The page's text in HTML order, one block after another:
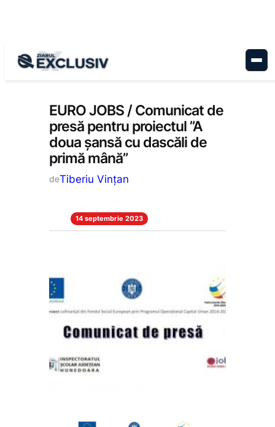
Anunțuri, Stiri la zi
EURO JOBS / Comunicat de
presă pentru proiectul ”A
doua șansă cu dascăli de
primă mână”
deTiberiu Vințan
14 septembrie 2023